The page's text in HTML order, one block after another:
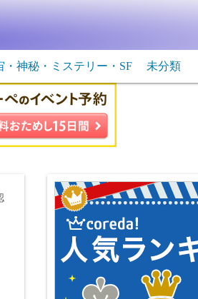
・神秘・ミステリー・SF
認生物・飛行物体
・ＳＦ
未分類